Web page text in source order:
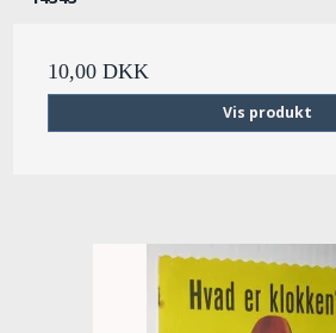
10,00 DKK
Vis produkt